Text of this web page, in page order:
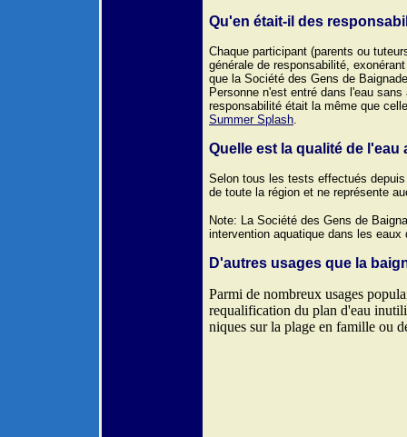
Qu'en était-il des
Chaque participant (parents ou
générale de responsabilité,
que la Société des Gens de
Personne n'est entré dans l'eau
responsabilité était la même que
Summer Splash.
Quelle est la qualité de
Selon tous les tests effectués
de toute la région et ne représente
Note: La Société des Gens de
intervention aquatique dans les eaux
D'autres usages que la
Parmi de nombreux usages
requalification du plan d'eau
niques sur la plage en famille ou